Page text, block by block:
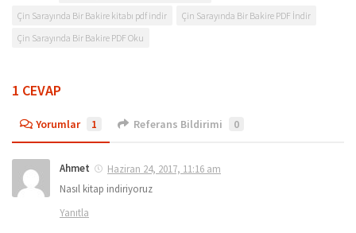
Çin Sarayında Bir Bakire kitabı pdf indir
Çin Sarayında Bir Bakire PDF İndir
Çin Sarayında Bir Bakire PDF Oku
1 CEVAP
Yorumlar 1 Referans Bildirimi 0
Ahmet
Haziran 24, 2017, 11:16 am
Nasıl kitap indiriyoruz
Yanıtla